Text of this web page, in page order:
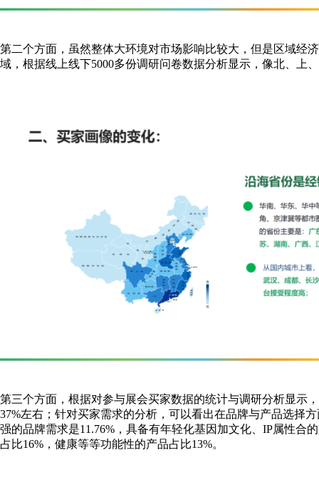
第二个方面，虽然整体大环境对市场影响比较大，但是区域经
域，根据线上线下5000多份调研问卷数据分析显示，像北、上
第三个方面，根据对参与展会买家数据的统计与调研分析显示
37%左右；针对买家需求的分析，可以看出在品牌与产品选择
强的品牌需求是11.76%，具备有年轻化基因加文化、IP属性合
占比16%，健康等等功能性的产品占比13%。